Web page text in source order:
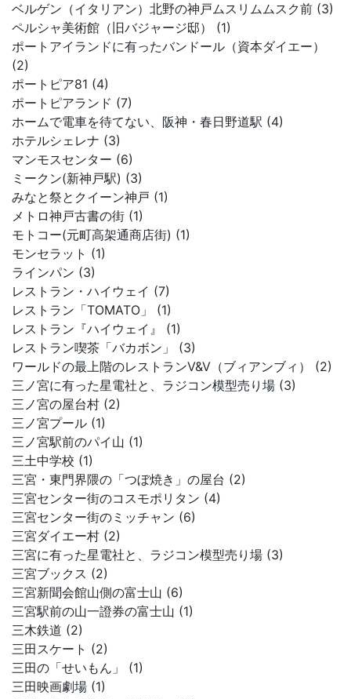
ベルゲン（イタリアン）北野の神戸ムスリムムスク前 (3)
ペルシャ美術館（旧バジャージ邸） (1)
ポートアイランドに有ったバンドール（資本ダイエー）
(2)
ポートピア81 (4)
ポートピアランド (7)
ホームで電車を待てない、阪神・春日野道駅 (4)
ホテルシェレナ (3)
マンモスセンター (6)
ミークン(新神戸駅) (3)
みなと祭とクイーン神戸 (1)
メトロ神戸古書の街 (1)
モトコー(元町高架通商店街) (1)
モンセラット (1)
ラインパン (3)
レストラン・ハイウェイ (7)
レストラン「TOMATO」 (1)
レストラン『ハイウェイ』 (1)
レストラン喫茶「バカボン」 (3)
ワールドの最上階のレストランV&V（ブィアンブィ） (2)
三ノ宮に有った星電社と、ラジコン模型売り場 (3)
三ノ宮の屋台村 (2)
三ノ宮プール (1)
三ノ宮駅前のパイ山 (1)
三土中学校 (1)
三宮・東門界隈の「つぼ焼き」の屋台 (2)
三宮センター街のコスモポリタン (4)
三宮センター街のミッチャン (6)
三宮ダイエー村 (2)
三宮に有った星電社と、ラジコン模型売り場 (3)
三宮ブックス (2)
三宮新聞会館山側の富士山 (6)
三宮駅前の山一證券の富士山 (1)
三木鉄道 (2)
三田スケート (2)
三田の「せいもん」 (1)
三田映画劇場 (1)